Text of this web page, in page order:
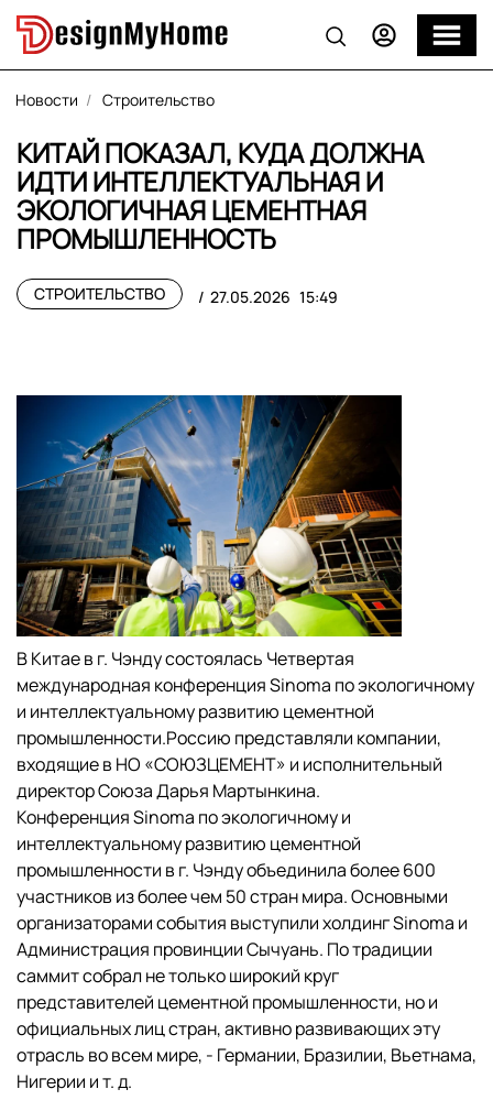
Новости Строительство
КИТАЙ ПОКАЗАЛ, КУДА ДОЛЖНА
ИДТИ ИНТЕЛЛЕКТУАЛЬНАЯ И
ЭКОЛОГИЧНАЯ ЦЕМЕНТНАЯ
ПРОМЫШЛЕННОСТЬ
СТРОИТЕЛЬСТВО 27.05.2026 15:49
В Китае в г. Чэнду состоялась Четвертая
международная конференция Sinoma по экологичному
и интеллектуальному развитию цементной
промышленности.Россию представляли компании,
входящие в НО «СОЮЗЦЕМЕНТ» и исполнительный
директор Союза Дарья Мартынкина.
Конференция Sinoma по экологичному и
интеллектуальному развитию цементной
промышленности в г. Чэнду объединила более 600
участников из более чем 50 стран мира. Основными
организаторами события выступили холдинг Sinoma и
Администрация провинции Сычуань. По традиции
саммит собрал не только широкий круг
представителей цементной промышленности, но и
официальных лиц стран, активно развивающих эту
отрасль во всем мире, - Германии, Бразилии, Вьетнама,
Нигерии и т. д.